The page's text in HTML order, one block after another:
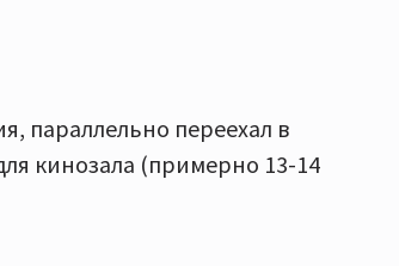
параллельно переехал в
кинозала (примерно 13-14